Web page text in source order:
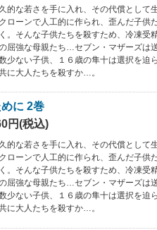
的な若さを手に入れ、その代償として
ローンで人工的に作られ、歪んだ子供
。そんな子供たちを殺すため、冷凍受
屈強な母親たち…セブン・マザーズは
少ない子供、１６歳の隼十は選択を迫
に大人たちを殺すか…。
に 2巻
円(税込)
的な若さを手に入れ、その代償として
ローンで人工的に作られ、歪んだ子供
。そんな子供たちを殺すため、冷凍受
屈強な母親たち…セブン・マザーズは
少ない子供、１６歳の隼十は選択を迫
に大人たちを殺すか…。